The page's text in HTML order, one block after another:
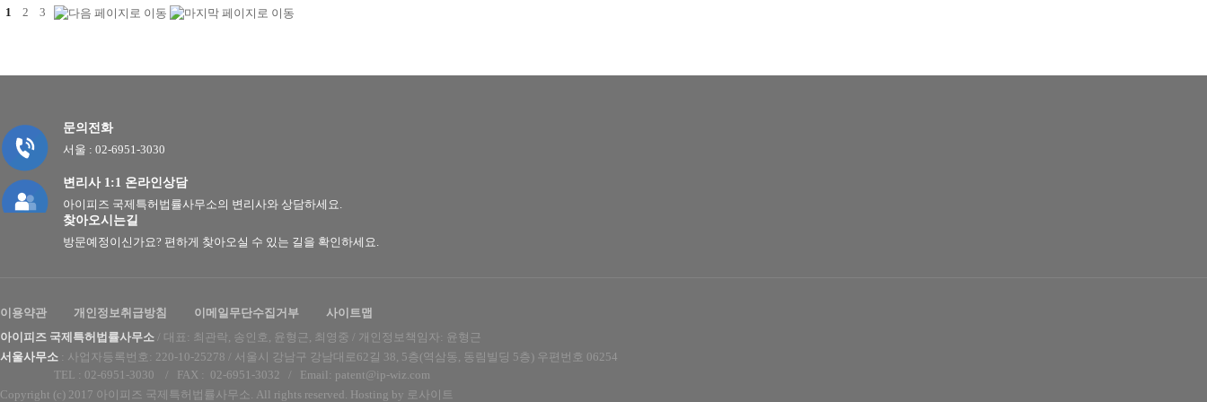
1 2 3
문의전화
서울 : 02-6951-3030
변리사 1:1 온라인상담
아이피즈 국제특허법률사무소의 변리사와 상담하세요.
찾아오시는길
방문예정이신가요? 편하게 찾아오실 수 있는 길을 확인하세요.
이용약관 개인정보취급방침 이메일무단수집거부
사이트맵
아이피즈 국제특허법률사무소 / 대표: 최관락, 송인호, 윤형근, 최영중 / 개인정보책임자: 윤형근
서울사무소 : 사업자등록번호: 220-10-25278 / 서울시 강남구 강남대로62길 38, 5층(역삼동, 동림빌딩 5층) 우편번호 06254
TEL : 02-6951-3030 / FAX : 02-6951-3032 / Email: patent@ip-wiz.com
Copyright (c) 2017 아이피즈 국제특허법률사무소. All rights reserved. Hosting by 로사이트